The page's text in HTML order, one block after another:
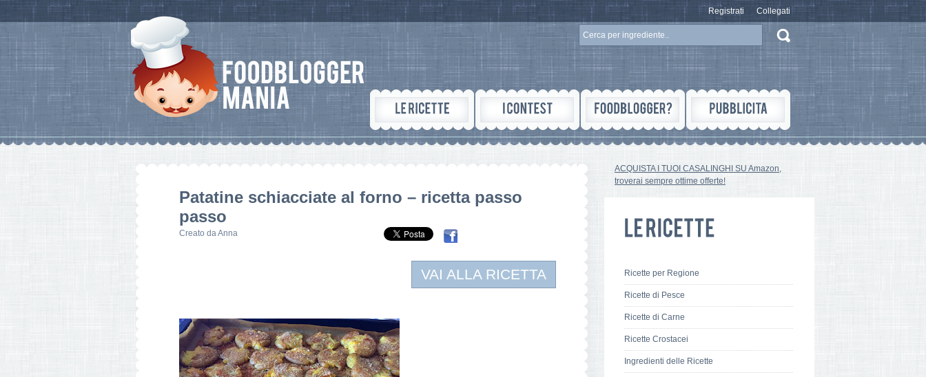
Registrati Collegati
Patatine schiacciate al forno – ricetta passo
passo
Creato daAnna
VAI ALLA RICETTA
ACQUISTA I TUOI CASALINGHI SU Amazon,
troverai sempre ottime offerte!
Ricette per Regione
Ricette di Pesce
Ricette di Carne
Ricette Crostacei
Ingredienti delle Ricette